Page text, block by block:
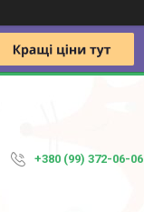
+380 (99) 372-06-06